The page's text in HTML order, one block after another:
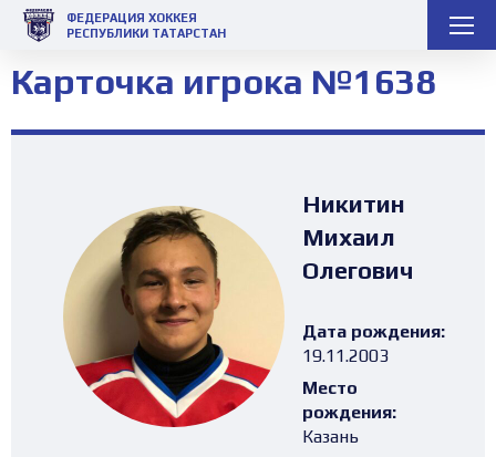
ФЕДЕРАЦИЯ ХОККЕЯ
РЕСПУБЛИКИ ТАТАРСТАН
Карточка игрока №1638
Никитин
Михаил
Олегович
Дата рождения:
19.11.2003
Место
рождения:
Казань